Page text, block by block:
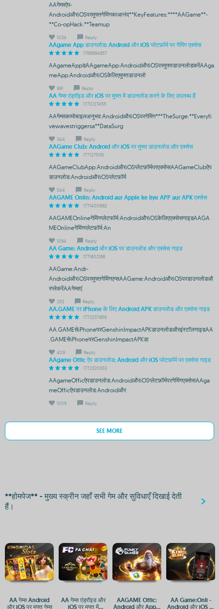
AAगेम्सऐप-
AndroidऔरiOSपरमुफ्तगेमिंगकाआनंद**KeyFeatures:****AAGame**-
**Co-opHack:**Teamup
1034 Reply
AAgame App डाउनलोड: Android और iOS प्लेटफ़ॉर्म पर गेमिंग एक्सेस
1768994857
AAgameAppडAAgameApp:AndroidऔरiOSपरमुफ्तडाउनलोडकरेंAAga
meApp:AndroidऔरiOSकेलिएमुफ्तडाउनलो
991 Reply
AA गेम्स एंड्रॉइड और iOS पर मुफ्त में डाउनलोड करने के लिए उपलब्ध हैं
1770127455
AAगेम्सकामोबाइलअनुभव:AndroidऔरiOSपरगेमिंग***TheSurge:**Everyfi
vewavestriggersa**DataSurg
344 Reply
AAGame Club: Android और iOS पर मुफ्त डाउनलोड और एक्सेस
1771275116
AAGameClubApp:AndroidऔरiOSप्लेटफ़ॉर्मपरएक्सेसAAGameClubऐप
डाउनलोड:AndroidऔरiOSप्लेटफ़ॉर्म
544 Reply
AAGAME Onlin: Android aur Apple ke liye APP aur APK एक्सेस
1771400682
AAGAMEOnlineगेमिंगप्लेटफॉर्म:AndroidऔरiOSकेलिएएक्सेसगाइडAAGA
MEOnlineगेमिंगप्लेटफ़ॉर्म:An
1084 Reply
AA Game: Android और iOS पर डाउनलोड और एक्सेस गाइड
1771602188
AAGame:Andr-
AndroidऔरiOSपरमुफ्तगेमिंगएप्सAAGame:AndroidऔरiOSपरडाउनलोडऔ
रप्लेकरेंAAगेम्सएं
253 Reply
AA.GAME पर iPhone के लिए Android APK डाउनलोड और एक्सेस गाइड
1772237859
AA.GAMEसेiPhoneपरGenshinImpactAPKडाउनलोडऔरइंस्टॉलगाइडAA
.GAMEसेiPhoneपरGenshinImpactAPKडा
409 Reply
AAgame Offic ऐप डाउनलोड: Android और iOS प्लेटफ़ॉर्म पर एक्सेस गाइड
1772320633
AAgameOfficऐपडाउनलोड:AndroidऔरiOSप्लेटफ़ॉर्मपरगेमिंगएक्सेसAAga
meOfficऐपडाउनलोड:Androidऔर
1009 Reply
SEE MORE
**होमपेज** - मुख्य स्क्रीन जहाँ सभी गेम और सुविधाएँ दिखाई देती
हैं।
AA गेम्स Android
और iOS पर मुफ्त गेम्स
AA गेम्स एंड्रॉइड और
iOS पर मुफ्त में
AAGAME Offic:
Android और Apple
AA Game:Onli -
Android और iOS पर